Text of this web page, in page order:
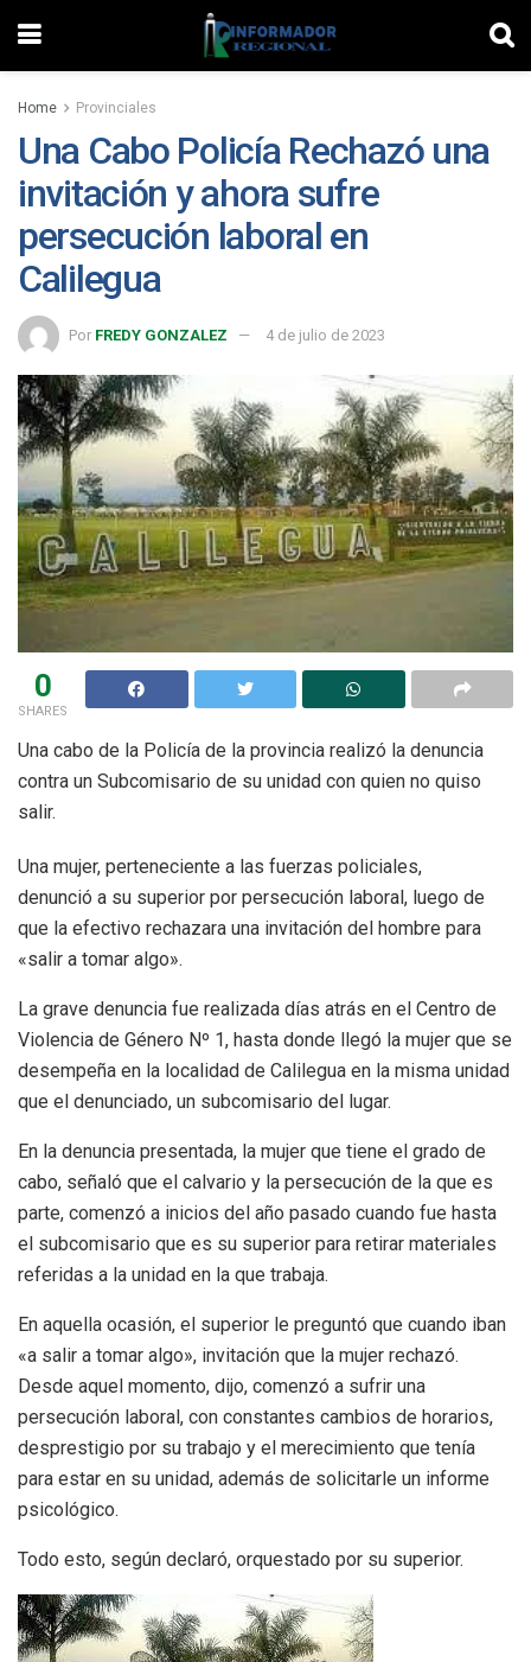
Home Provinciales
Una Cabo Policía Rechazó una
invitación y ahora sufre
persecución laboral en
Calilegua
Por FREDY GONZALEZ 4 de julio de 2023
0
SHARES
Una cabo de la Policía de la provincia realizó la denuncia
contra un Subcomisario de su unidad con quien no quiso
salir.
Una mujer, perteneciente a las fuerzas policiales,
denunció a su superior por persecución laboral, luego de
que la efectivo rechazara una invitación del hombre para
«salir a tomar algo».
La grave denuncia fue realizada días atrás en el Centro de
Violencia de Género Nº 1, hasta donde llegó la mujer que se
desempeña en la localidad de Calilegua en la misma unidad
que el denunciado, un subcomisario del lugar.
En la denuncia presentada, la mujer que tiene el grado de
cabo, señaló que el calvario y la persecución de la que es
parte, comenzó a inicios del año pasado cuando fue hasta
el subcomisario que es su superior para retirar materiales
referidas a la unidad en la que trabaja.
En aquella ocasión, el superior le preguntó que cuando iban
«a salir a tomar algo», invitación que la mujer rechazó.
Desde aquel momento, dijo, comenzó a sufrir una
persecución laboral, con constantes cambios de horarios,
desprestigio por su trabajo y el merecimiento que tenía
para estar en su unidad, además de solicitarle un informe
psicológico.
Todo esto, según declaró, orquestado por su superior.